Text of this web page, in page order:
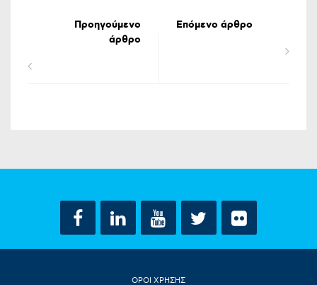
Προηγούμενο
άρθρο
Επόμενο άρθρο
ΟΡΟΙ ΧΡΗΣΗΣ